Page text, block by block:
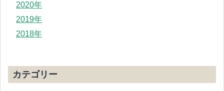
2020年
2019年
2018年
カテゴリー